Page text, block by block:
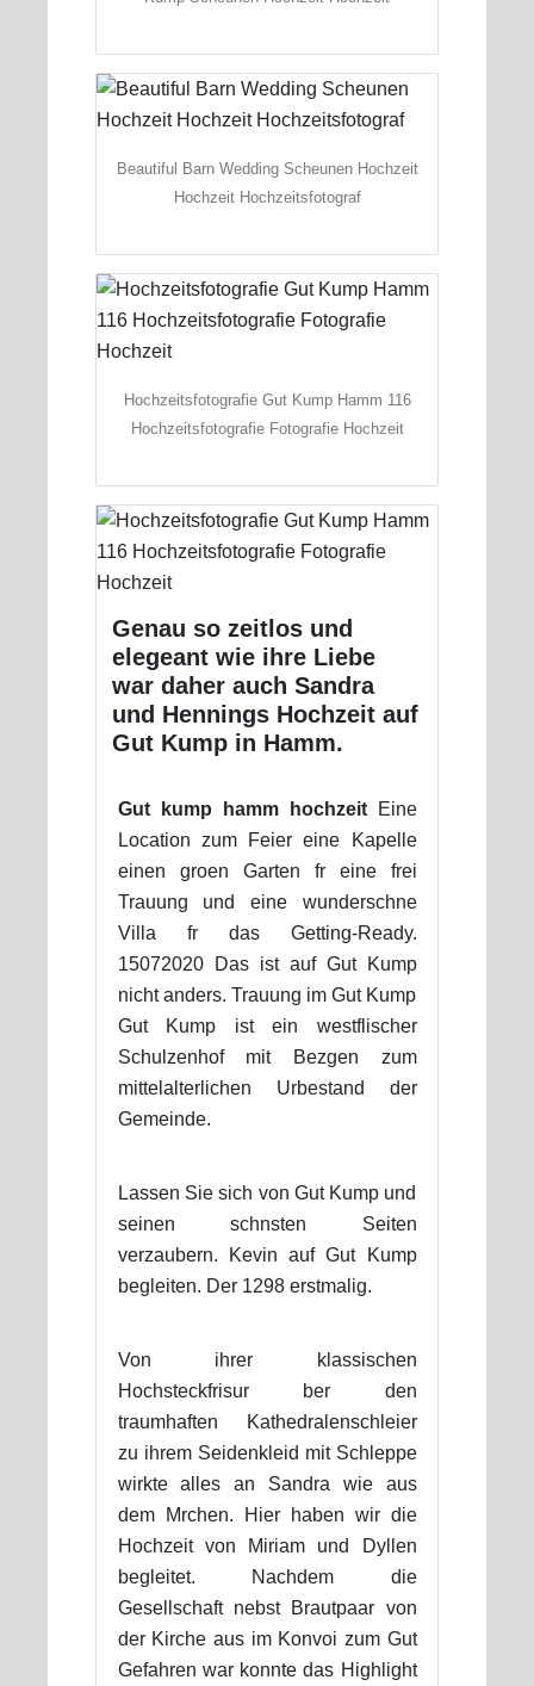
Beautiful Barn Wedding Scheunen Hochzeit
Hochzeit Hochzeitsfotograf
Hochzeitsfotografie Gut Kump Hamm 116
Hochzeitsfotografie Fotografie Hochzeit
Genau so zeitlos und
elegeant wie ihre Liebe
war daher auch Sandra
und Hennings Hochzeit auf
Gut Kump in Hamm.
Gut kump hamm hochzeitEine
Location zum Feier eine Kapelle
einen groen Garten fr eine frei
Trauung und eine wunderschne
Villa fr das Getting-Ready.
15072020 Das ist auf Gut Kump
nicht anders. Trauung im Gut Kump
Gut Kump ist ein westflischer
Schulzenhof mit Bezgen zum
mittelalterlichen Urbestand der
Gemeinde.
Lassen Sie sich von Gut Kump und
seinen schnsten Seiten
verzaubern. Kevin auf Gut Kump
begleiten. Der 1298 erstmalig.
Von ihrer klassischen
Hochsteckfrisur ber den
traumhaften Kathedralenschleier
zu ihrem Seidenkleid mit Schleppe
wirkte alles an Sandra wie aus
dem Mrchen. Hier haben wir die
Hochzeit von Miriam und Dyllen
begleitet. Nachdem die
Gesellschaft nebst Brautpaar von
der Kirche aus im Konvoi zum Gut
Gefahren war konnte das Highlight